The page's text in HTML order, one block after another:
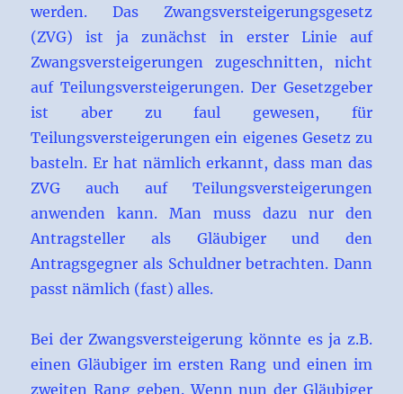
werden. Das Zwangsversteigerungsgesetz
(ZVG) ist ja zunächst in erster Linie auf
Zwangsversteigerungen zugeschnitten, nicht
auf Teilungsversteigerungen. Der Gesetzgeber
ist aber zu faul gewesen, für
Teilungsversteigerungen ein eigenes Gesetz zu
basteln. Er hat nämlich erkannt, dass man das
ZVG auch auf Teilungsversteigerungen
anwenden kann. Man muss dazu nur den
Antragsteller als Gläubiger und den
Antragsgegner als Schuldner betrachten. Dann
passt nämlich (fast) alles.
Bei der Zwangsversteigerung könnte es ja z.B.
einen Gläubiger im ersten Rang und einen im
zweiten Rang geben. Wenn nun der Gläubiger